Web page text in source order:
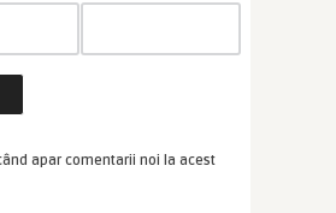
apar comentarii noi la acest